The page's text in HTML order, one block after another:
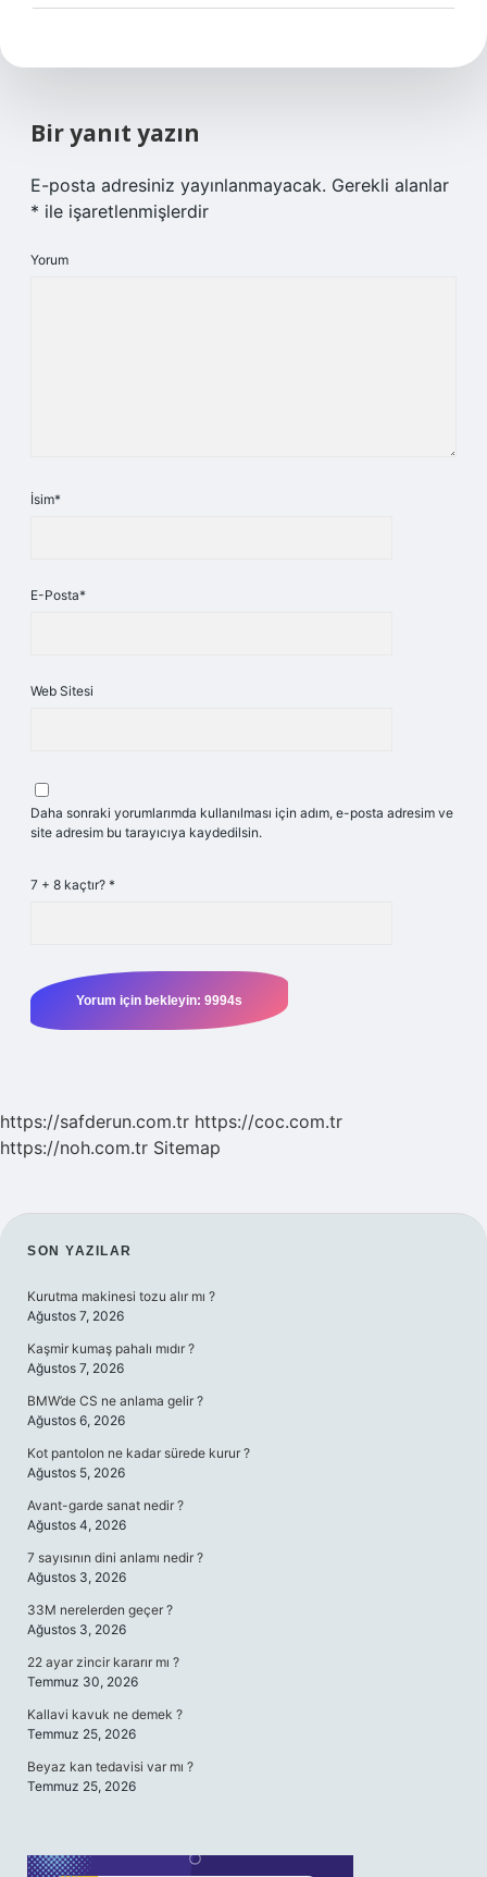
Bir yanıt yazın
E-posta adresiniz yayınlanmayacak. Gerekli alanlar
* ile işaretlenmişlerdir
Yorum
İsim*
E-Posta*
Web Sitesi
Daha sonraki yorumlarımda kullanılması için adım, e-posta adresim ve
site adresim bu tarayıcıya kaydedilsin.
7 + 8 kaçtır? *
https://safderun.com.tr https://coc.com.tr
https://noh.com.tr Sitemap
SIDEBAR
SON YAZILAR
Kurutma makinesi tozu alır mı ?
Ağustos 7, 2026
Kaşmir kumaş pahalı mıdır ?
Ağustos 7, 2026
BMW’de CS ne anlama gelir ?
Ağustos 6, 2026
Kot pantolon ne kadar sürede kurur ?
Ağustos 5, 2026
Avant-garde sanat nedir ?
Ağustos 4, 2026
7 sayısının dini anlamı nedir ?
Ağustos 3, 2026
33M nerelerden geçer ?
Ağustos 3, 2026
22 ayar zincir kararır mı ?
Temmuz 30, 2026
Kallavi kavuk ne demek ?
Temmuz 25, 2026
Beyaz kan tedavisi var mı ?
Temmuz 25, 2026